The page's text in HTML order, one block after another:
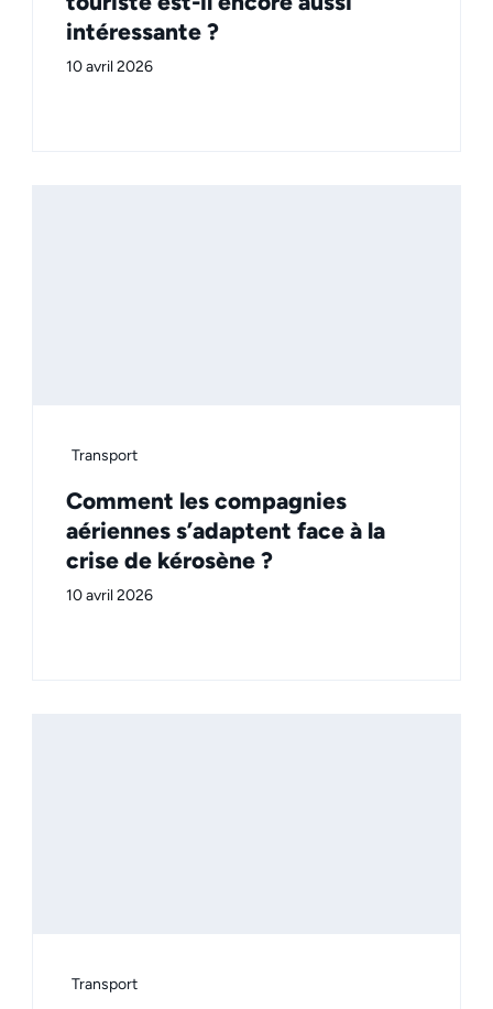
intéressante ?
10 avril 2026
Transport
Comment les compagnies
aériennes s’adaptent face à la
crise de kérosène ?
10 avril 2026
Transport